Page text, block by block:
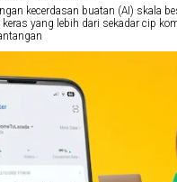
kecerdasan buatan (AI) skala
yang lebih dari sekadar cip